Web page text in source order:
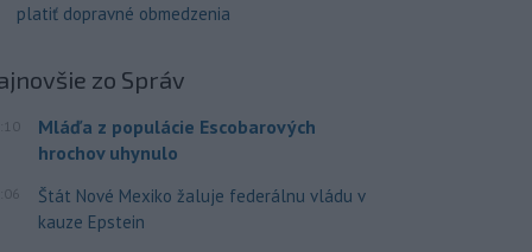
platiť dopravné obmedzenia
zo Správ
Mláďa z populácie Escobarových
hrochov uhynulo
Štát Nové Mexiko žaluje federálnu vládu v
kauze Epstein